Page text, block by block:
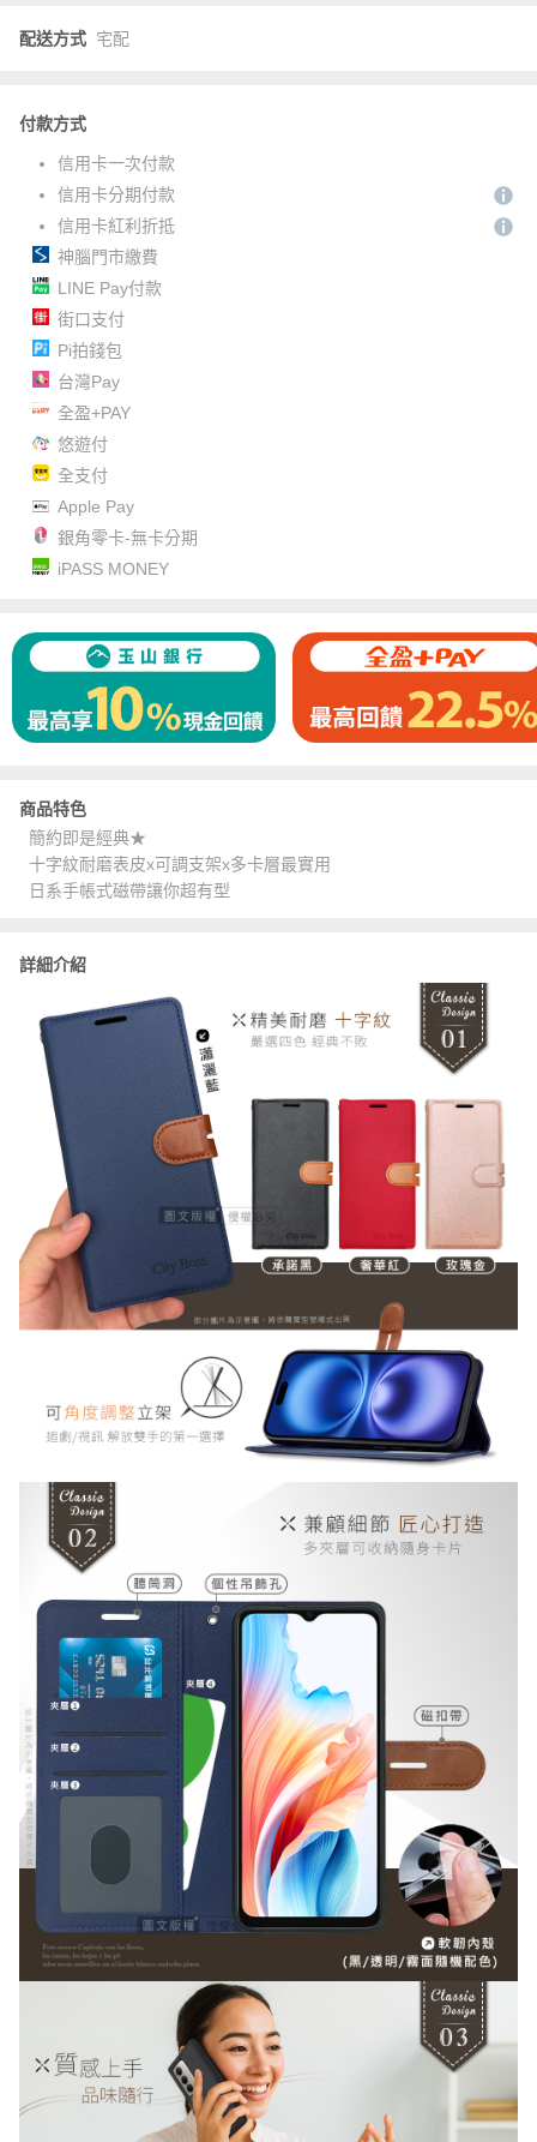
配送方式 宅配
付款方式
信用卡一次付款
信用卡分期付款
信用卡紅利折抵
神腦門市繳費
LINE Pay付款
街口支付
Pi拍錢包
台灣Pay
全盈+PAY
悠遊付
全支付
Apple Pay
銀角零卡-無卡分期
iPASS MONEY
商品特色
簡約即是經典★
十字紋耐磨表皮x可調支架x多卡層最實用
日系手帳式磁帶讓你超有型
詳細介紹